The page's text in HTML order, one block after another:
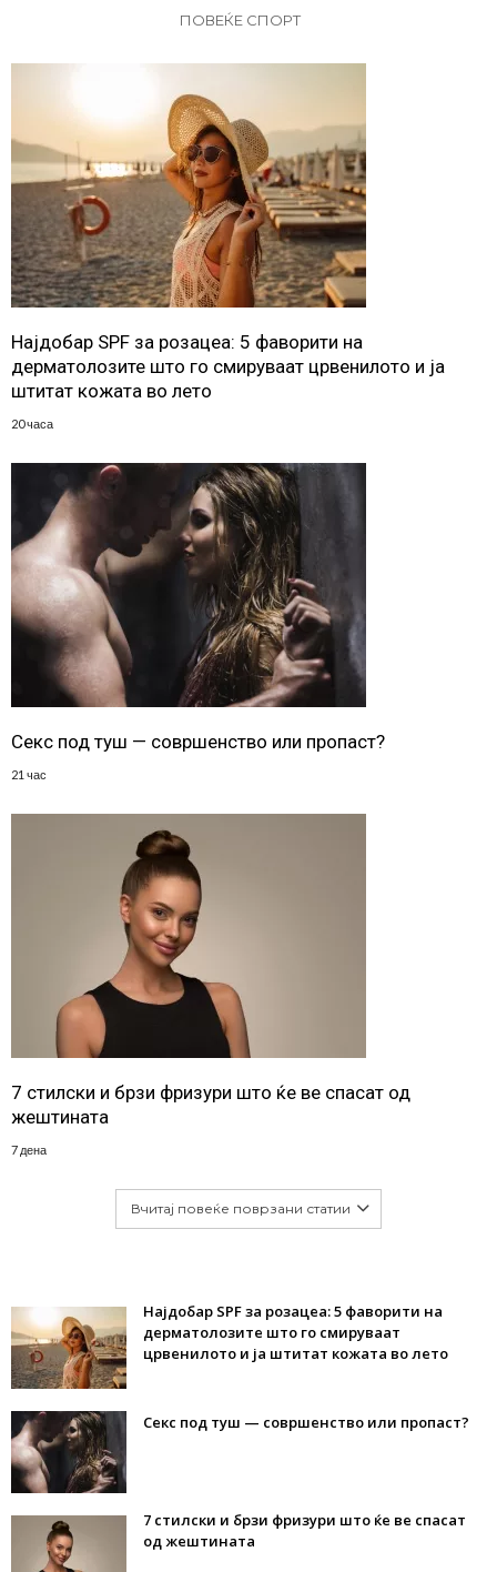
ПОВЕЌЕ СПОРТ
Најдобар SPF за розацеа: 5 фаворити на
дерматолозите што го смируваат црвенилото и ја
штитат кожата во лето
20 часа
Секс под туш — совршенство или пропаст?
21 час
7 стилски и брзи фризури што ќе ве спасат од
жештината
7 дена
Вчитај повеќе поврзани статии
Најдобар SPF за розацеа: 5 фаворити на
дерматолозите што го смируваат
црвенилото и ја штитат кожата во лето
Секс под туш — совршенство или пропаст?
7 стилски и брзи фризури што ќе ве спасат
од жештината